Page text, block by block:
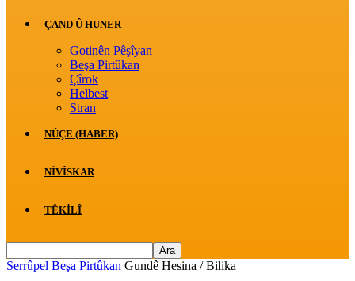
ÇAND Û HUNER
Gotinên Pêşîyan
Beşa Pirtûkan
Çîrok
Helbest
Stran
NÛÇE (HABER)
NIVÎSKAR
TÊKILÎ
Serrûpel Beşa Pirtûkan Gundê Hesina / Bilika